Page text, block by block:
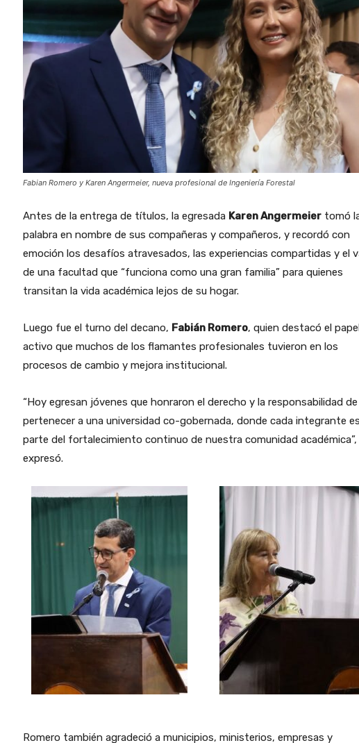
Fabian Romero y Karen Angermeier, nueva profesional de Ingeniería Forestal
Antes de la entrega de títulos, la egresada Karen Angermeiertomó
palabra en nombre de sus compañeras y compañeros, y recordó con
emoción los desafíos atravesados, las experiencias compartidas y el
de una facultad que “funciona como una gran familia” para quienes
transitan la vida académica lejos de su hogar.
Luego fue el turno del decano, Fabián Romero, quien destacó el
activo que muchos de los flamantes profesionales tuvieron en los
procesos de cambio y mejora institucional.
“Hoy egresan jóvenes que honraron el derecho y la responsabilidad de
pertenecer a una universidad co-gobernada, donde cada integrante
parte del fortalecimiento continuo de nuestra comunidad académica”,
expresó.
Romero también agradeció a municipios, ministerios, empresas y